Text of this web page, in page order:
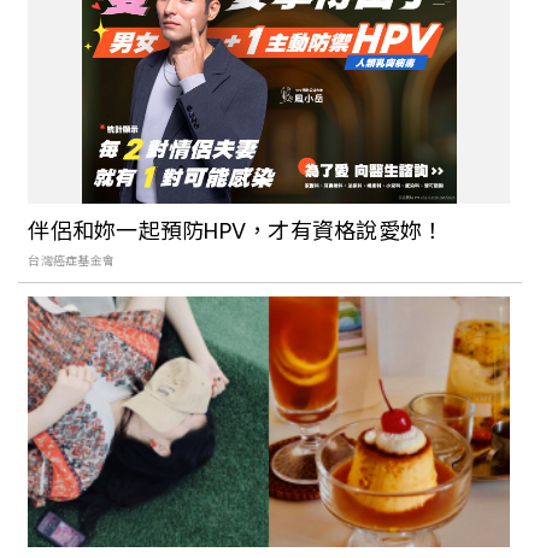
今年可別再錯過！2022森山市集連三天嗨
翻南美館，還有蘇打綠阿福策展主題曲讓
你邊逛邊跟著音樂Chill
ARTIFACTS把東區變成最時髦的年貨大
街！「春節年貨小市集」3亮點搶先看：7
大風格品牌進駐，還有手繪春聯為你帶來
「Travel&Tea Weekend」市集插旗台
南U.I.J Hotel！集結40+台日茶品牌，3大
亮點搶先看
東京特色市集推薦！盤點3處日本旅行必納
入的市集，古著、日雜、手創小物買不完
伴侶和妳一起預防HPV，才有資格說愛妳！
台灣癌症基金會